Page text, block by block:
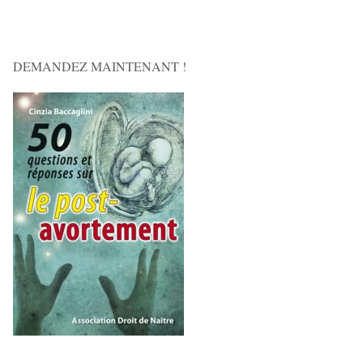
DEMANDEZ MAINTENANT !